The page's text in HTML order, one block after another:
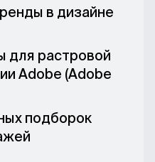
в дизайне
для растровой
Adobe (Adobe
подборок